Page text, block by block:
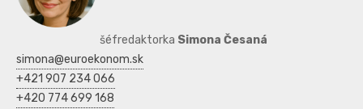
šéfredaktorka Simona Česaná
simona@euroekonom.sk
+421 907 234 066
+420 774 699 168